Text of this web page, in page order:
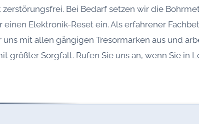
Bei Bedarf setzen wir die
Elektronik-Reset ein. Als erfahrener
mit allen gängigen Tresormarken aus und
größter Sorgfalt. Rufen Sie uns an, wenn Sie in